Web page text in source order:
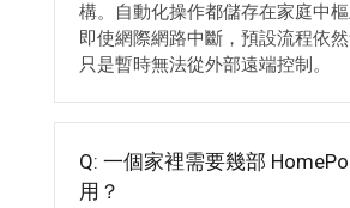
構。自動化操作都儲存在家庭中樞
即使網際網路中斷，預設流程依然
只是暫時無法從外部遠端控制。
Q: 一個家裡需要幾部
用？